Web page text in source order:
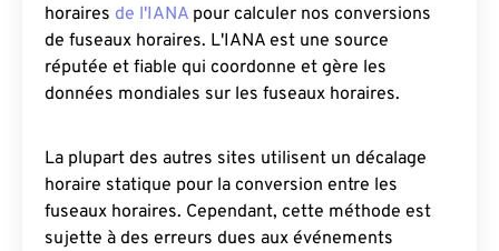
horaires de l'IANA pour calculer nos conversions
de fuseaux horaires. L'IANA est une source
réputée et fiable qui coordonne et gère les
données mondiales sur les fuseaux horaires.
La plupart des autres sites utilisent un décalage
horaire statique pour la conversion entre les
fuseaux horaires. Cependant, cette méthode est
sujette à des erreurs dues aux événements